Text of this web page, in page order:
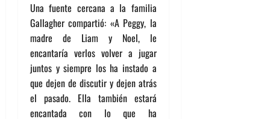
Una fuente cercana a la familia
Gallagher compartió: «A Peggy, la
madre de Liam y Noel, le
encantaría verlos volver a jugar
juntos y siempre los ha instado a
que dejen de discutir y dejen atrás
el pasado. Ella también estará
encantada con lo que ha